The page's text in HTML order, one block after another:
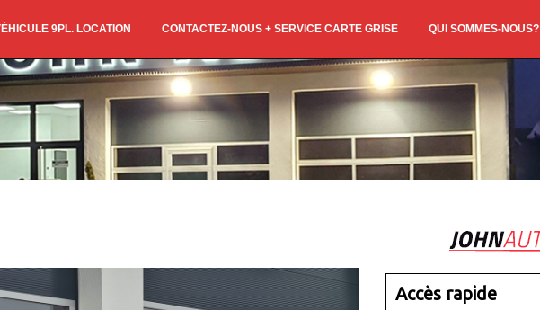
9PL. LOCATION CONTACTEZ-NOUS + SERVICE CARTE GRISE QUI SOMMES-NOUS?
Accès rapide